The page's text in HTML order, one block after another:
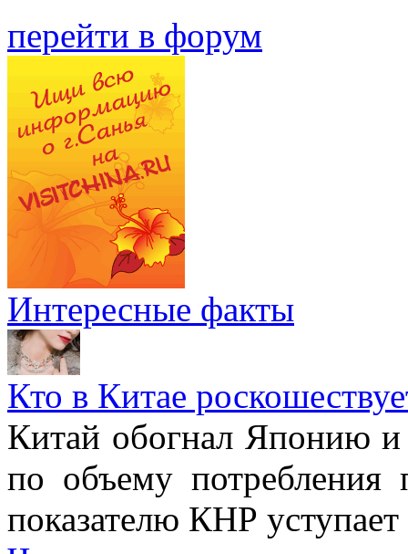
перейти в форум
Интересные факты
Кто в Китае
Китай обогнал Японию
по объему
показателю КНР